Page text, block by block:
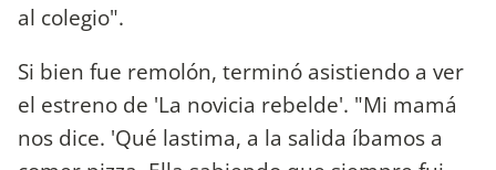
al colegio".
Si bien fue remolón, terminó asistiendo a ver
el estreno de 'La novicia rebelde'. "Mi mamá
nos dice. 'Qué lastima, a la salida íbamos a